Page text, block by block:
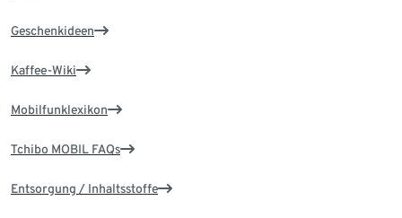
Geschenkideen
Kaffee-Wiki
Mobilfunklexikon
Tchibo MOBIL FAQs
Entsorgung / Inhaltsstoffe